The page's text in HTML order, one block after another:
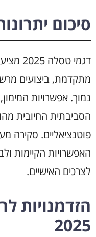
סיכום
דגמי
מתקדמת, ביצועים
נמוך. אפשרויות
הסביבתית החיובית
פוטנציאליים. סקירה
האפשרויות הקיימות
לצרכים האישיים.
הזדמנויות
2025